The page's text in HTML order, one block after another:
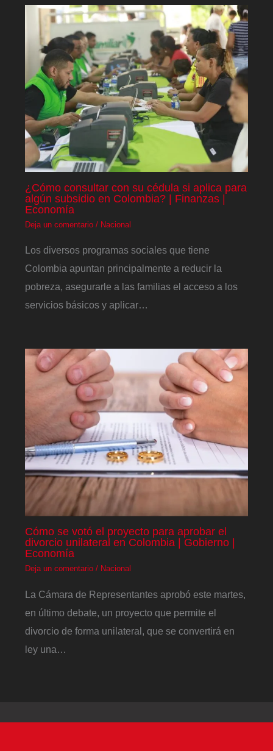
¿Cómo consultar con su cédula si aplica para
algún subsidio en Colombia? | Finanzas |
Economía
Deja un comentario / Nacional
Los diversos programas sociales que tiene
Colombia apuntan principalmente a reducir la
pobreza, asegurarle a las familias el acceso a los
servicios básicos y aplicar…
Cómo se votó el proyecto para aprobar el
divorcio unilateral en Colombia | Gobierno |
Economía
Deja un comentario / Nacional
La Cámara de Representantes aprobó este martes,
en último debate, un proyecto que permite el
divorcio de forma unilateral, que se convertirá en
ley una…